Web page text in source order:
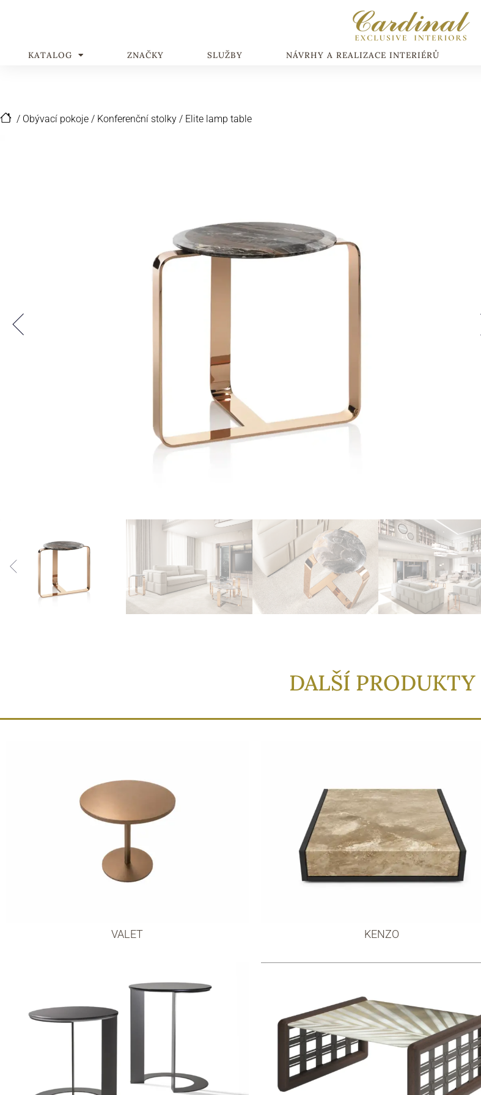
KATALOG ZNAČKY SLUŽBY NÁVRHY A REALIZACE INTERIÉRŮ
/ Obývací pokoje / Konferenční stolky / Elite lamp table
DALŠÍ PRODUKTY
VALET KENZO